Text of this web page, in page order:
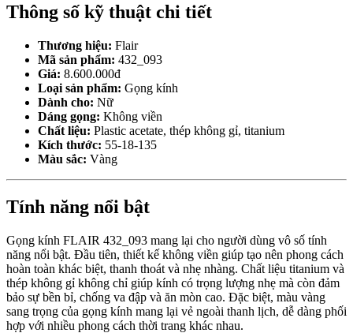
Thông số kỹ thuật chi tiết
Thương hiệu: Flair
Mã sản phẩm: 432_093
Giá: 8.600.000đ
Loại sản phẩm: Gọng kính
Dành cho: Nữ
Dáng gọng: Không viền
Chất liệu: Plastic acetate, thép không gỉ, titanium
Kích thước: 55-18-135
Màu sắc: Vàng
Tính năng nổi bật
Gọng kính FLAIR 432_093 mang lại cho người dùng vô số tính
năng nổi bật. Đầu tiên, thiết kế không viền giúp tạo nên phong cách
hoàn toàn khác biệt, thanh thoát và nhẹ nhàng. Chất liệu titanium và
thép không gỉ không chỉ giúp kính có trọng lượng nhẹ mà còn đảm
bảo sự bền bỉ, chống va đập và ăn mòn cao. Đặc biệt, màu vàng
sang trọng của gọng kính mang lại vẻ ngoài thanh lịch, dễ dàng phối
hợp với nhiều phong cách thời trang khác nhau.